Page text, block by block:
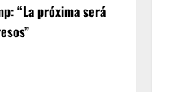
“La próxima será